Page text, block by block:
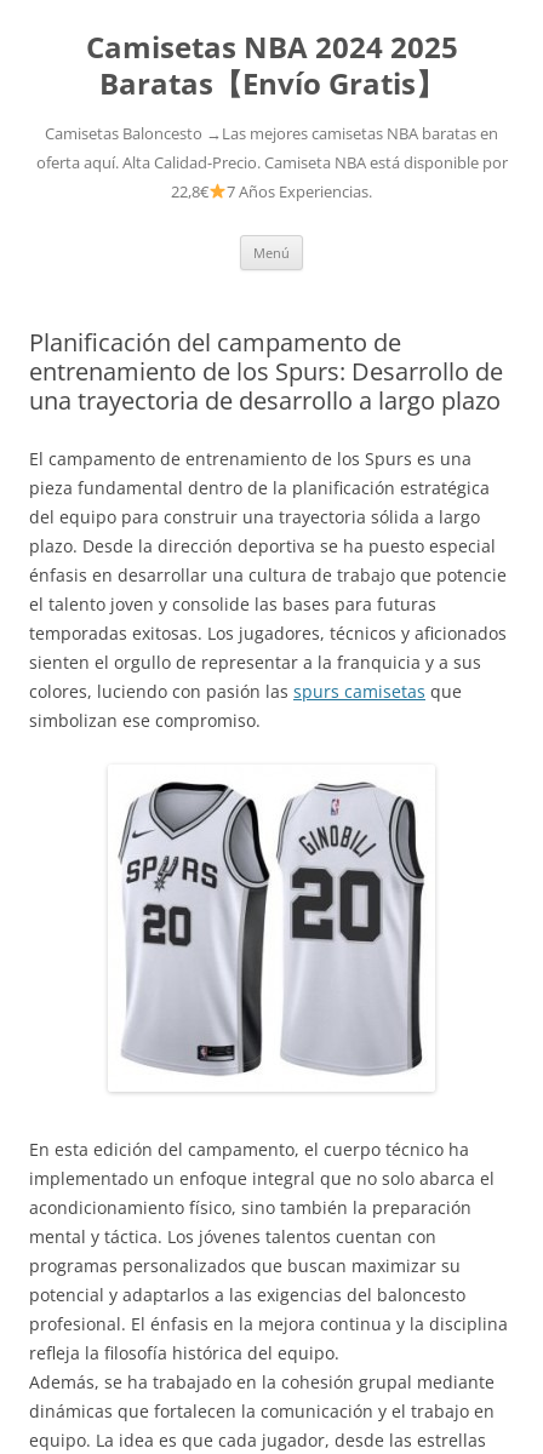
Camisetas NBA 2024 2025
Baratas【Envío Gratis】
Camisetas Baloncesto →Las mejores camisetas NBA baratas en
oferta aquí. Alta Calidad-Precio. Camiseta NBA está disponible por
22,8€
7 Años Experiencias.
Menú
Planificación del campamento de
entrenamiento de los Spurs: Desarrollo de
una trayectoria de desarrollo a largo plazo
El campamento de entrenamiento de los Spurs es una
pieza fundamental dentro de la planificación estratégica
del equipo para construir una trayectoria sólida a largo
plazo. Desde la dirección deportiva se ha puesto especial
énfasis en desarrollar una cultura de trabajo que potencie
el talento joven y consolide las bases para futuras
temporadas exitosas. Los jugadores, técnicos y aficionados
sienten el orgullo de representar a la franquicia y a sus
colores, luciendo con pasión las spurs camisetas que
simbolizan ese compromiso.
En esta edición del campamento, el cuerpo técnico ha
implementado un enfoque integral que no solo abarca el
acondicionamiento físico, sino también la preparación
mental y táctica. Los jóvenes talentos cuentan con
programas personalizados que buscan maximizar su
potencial y adaptarlos a las exigencias del baloncesto
profesional. El énfasis en la mejora continua y la disciplina
refleja la filosofía histórica del equipo.
Además, se ha trabajado en la cohesión grupal mediante
dinámicas que fortalecen la comunicación y el trabajo en
equipo. La idea es que cada jugador, desde las estrellas